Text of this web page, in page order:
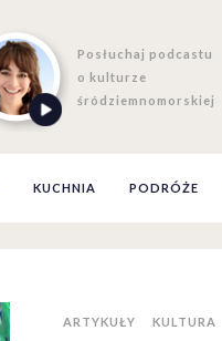
Posłuchaj podcastu
o kulturze
śródziemnomorskiej
KUCHNIA PODRÓŻE
ARTYKUŁY KULTURA